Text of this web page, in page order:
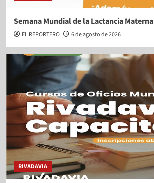
Semana Mundial de la Lactancia Materna
EL REPORTERO 6 de agosto de 2026
RIVADAVIA